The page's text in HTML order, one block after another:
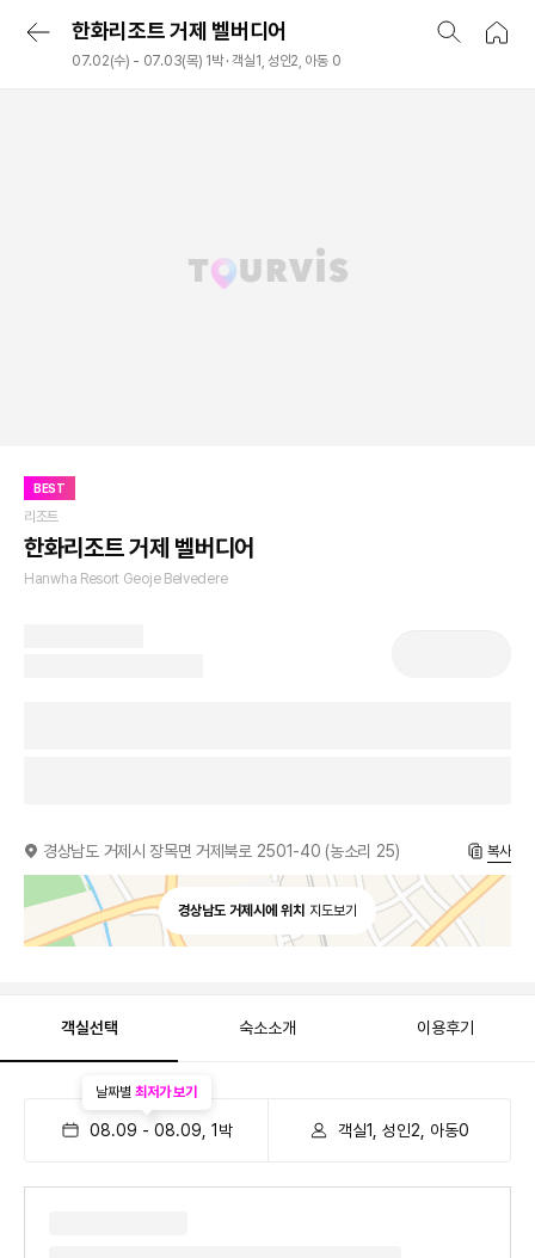
한화리조트 거제 벨버디어
07.02(수) - 07.03(목) 1박 · 객실1, 성인2, 아동 0
BEST
리조트
한화리조트 거제 벨버디어
Hanwha Resort Geoje Belvedere
경상남도 거제시 장목면 거제북로 2501-40 (농소리 25) 복사
경상남도 거제시에 위치 지도보기
객실선택 숙소소개 이용후기
08.09 - 08.09 1 박
날짜별 최저가 보기
객실1, 성인2, 아동0